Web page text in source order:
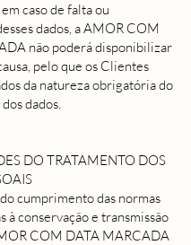
caso de falta ou
dados, a AMOR COM
não poderá disponibilizar
pelo que os Clientes
da natureza obrigatória do
dados.
DO TRATAMENTO DOS
cumprimento das normas
à conservação e transmissão
COM DATA MARCADA